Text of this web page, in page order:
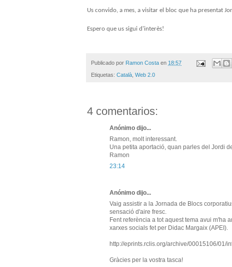
Us convido, a mes, a visitar el bloc que ha presentat
Espero que us sigui d'interès!
Publicado por Ramon Costa en 18:57
Etiquetas: Català Web 2.0
4 comentarios:
Anónimo dijo...
Ramon, molt interessant.
Una petita aportació, quan parles del Jordi
Ramon
23:14
Anónimo dijo...
Vaig assistir a la Jornada de Blocs
sensació d'aire fresc.
Fent referència a tot aquest tema avui m'ha
xarxes socials fet per Didac Margaix (APEI).
http://eprints.rclis.org/archive/00015106/01/
Gràcies per la vostra tasca!